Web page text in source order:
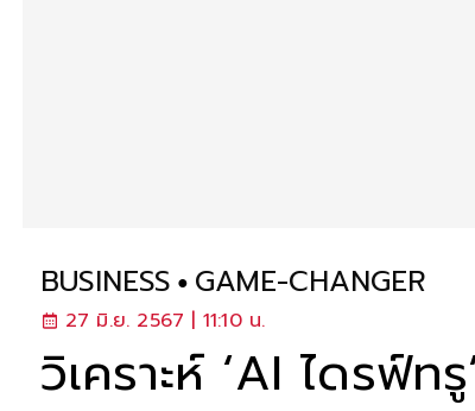
BUSINESS GAME-CHANGER
27 มิ.ย. 2567 | 11:10 น.
วิเคราะห์ ‘AI ไดรฟ์